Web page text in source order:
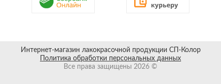
Интернет-магазин лакокрасочной продукции СП-Колор
Политика обработки персональных данных
Все права защищены 2026 ©